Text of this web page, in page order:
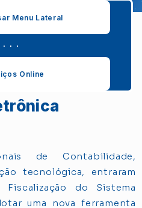
Menu Lateral
. .
Online
de Contabilidade,
tecnológica, entraram
do Sistema
uma nova ferramenta